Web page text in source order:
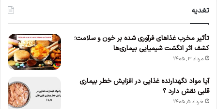
تغدیه
تأثیر مخرب غذاهای فرآوری شده بر خون و سلامت؛
کشف اثر انگشت شیمیایی بیماری‌ها
مرداد 3, 1405
آیا مواد نگهدارنده غذایی در افزایش خطر بیماری
قلبی نقش دارد ؟
خرداد 5, 1405